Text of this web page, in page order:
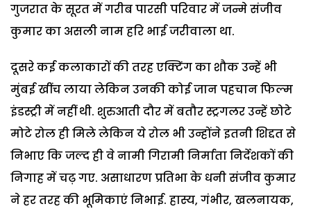
गुजरात के सूरत में गरीब पारसी परिवार में जन्मे संजीव
कुमार का असली नाम हरि भाई जरीवाला था.
दूसरे कई कलाकारों की तरह एक्टिंग का शौक उन्हें भी
मुंबई खींच लाया लेकिन उनकी कोई जान पहचान फिल्म
इंडस्ट्री में नहीं थी. शुरुआती दौर में बतौर स्ट्रगलर उन्हें छोटे
मोटे रोल ही मिले लेकिन ये रोल भी उन्होंने इतनी शिद्दत से
निभाए कि जल्द ही वे नामी गिरामी निर्माता निर्देशकों की
निगाह में चढ़ गए. असाधारण प्रतिभा के धनी संजीव कुमार
ने हर तरह की भूमिकाएं निभाई. हास्य, गंभीर, खलनायक,